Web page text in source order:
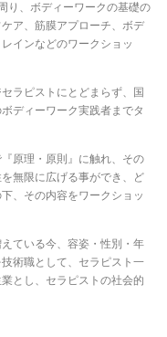
り、ボディーワークの基礎の
ア、筋膜アプローチ、ボデ
インなどのワークショッ
ラピストにとどまらず、国
ディーワーク実践者までタ
原理・原則』に触れ、その
無限に広げる事ができ、ど
、その内容をワークショッ
ている今、容姿・性別・年
術職として、セラピスト一
とし、セラピストの社会的